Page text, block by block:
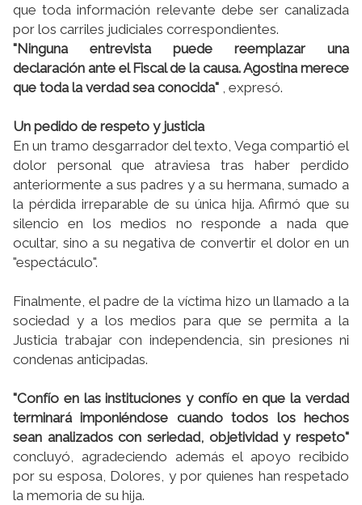
que toda información relevante debe ser canalizada
por los carriles judiciales correspondientes.
"Ninguna entrevista puede reemplazar una
declaración ante el Fiscal de la causa. Agostina merece
que toda la verdad sea conocida" , expresó.
Un pedido de respeto y justicia
En un tramo desgarrador del texto, Vega compartió el
dolor personal que atraviesa tras haber perdido
anteriormente a sus padres y a su hermana, sumado a
la pérdida irreparable de su única hija. Afirmó que su
silencio en los medios no responde a nada que
ocultar, sino a su negativa de convertir el dolor en un
"espectáculo".
Finalmente, el padre de la víctima hizo un llamado a la
sociedad y a los medios para que se permita a la
Justicia trabajar con independencia, sin presiones ni
condenas anticipadas.
"Confío en las instituciones y confío en que la verdad
terminará imponiéndose cuando todos los hechos
sean analizados con seriedad, objetividad y respeto"
concluyó, agradeciendo además el apoyo recibido
por su esposa, Dolores, y por quienes han respetado
la memoria de su hija.